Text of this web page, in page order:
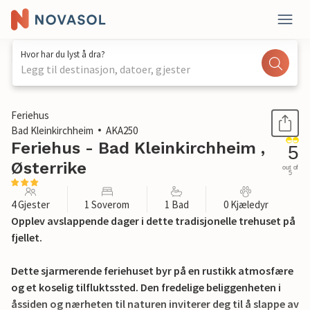
Hvor har du lyst å dra?
Legg til destinasjon, datoer, gjester
1 / 11
Feriehus
Bad Kleinkirchheim
AKA250
Feriehus - Bad Kleinkirchheim ,
Østerrike
5
out of
5
4 Gjester 1 Soverom 1 Bad 0 Kjæledyr
Opplev avslappende dager i dette tradisjonelle trehuset på
fjellet.
Dette sjarmerende feriehuset byr på en rustikk atmosfære
og et koselig tilfluktssted. Den fredelige beliggenheten i
åssiden og nærheten til naturen inviterer deg til å slappe av